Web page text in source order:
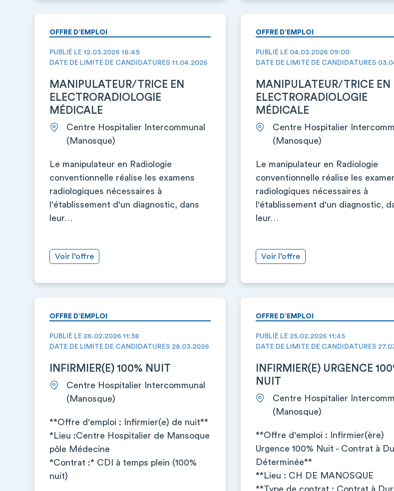
OFFRE D’EMPLOI
PUBLIÉ LE 12.03.2026 16:49
DATE DE LIMITE DE CANDIDATURES 11.04.2026
MANIPULATEUR/TRICE EN
ELECTRORADIOLOGIE
MÉDICALE
Centre Hospitalier Intercommunal
(Manosque)
Le manipulateur en Radiologie
conventionnelle réalise les examens
radiologiques nécessaires à
l'établissement d'un diagnostic, dans
leur…
Voir l’offre
OFFRE D’EMPLOI
PUBLIÉ LE 04.03.2026 09:00
DATE DE LIMITE DE CANDIDATURES
MANIPULATEUR/TRICE EN
ELECTRORADIOLOGIE
MÉDICALE
Centre Hospitalier
(Manosque)
Le manipulateur en Radiologie
conventionnelle réalise les
radiologiques nécessaires à
l'établissement d'un diagnostic,
leur…
Voir l’offre
OFFRE D’EMPLOI
PUBLIÉ LE 26.02.2026 11:38
DATE DE LIMITE DE CANDIDATURES 28.03.2026
INFIRMIER(E) 100% NUIT
Centre Hospitalier Intercommunal
(Manosque)
**Offre d'emploi : Infirmier(e) de nuit**
*Lieu :Centre Hospitalier de Mansoque
pôle Médecine
*Contrat :* CDI à temps plein (100%
nuit)
OFFRE D’EMPLOI
PUBLIÉ LE 25.02.2026 11:45
DATE DE LIMITE DE CANDIDATURES
INFIRMIER(E) URGENCE
NUIT
Centre Hospitalier
(Manosque)
**Offre d'emploi : Infirmier(ère)
Urgence 100% Nuit - Contrat à
Déterminée**
**Lieu : CH DE MANOSQUE
**Type de contrat : Contrat à